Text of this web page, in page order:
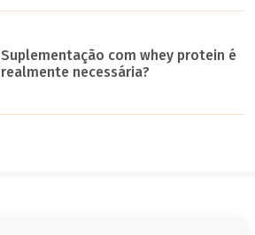
Suplementação com whey protein é
realmente necessária?